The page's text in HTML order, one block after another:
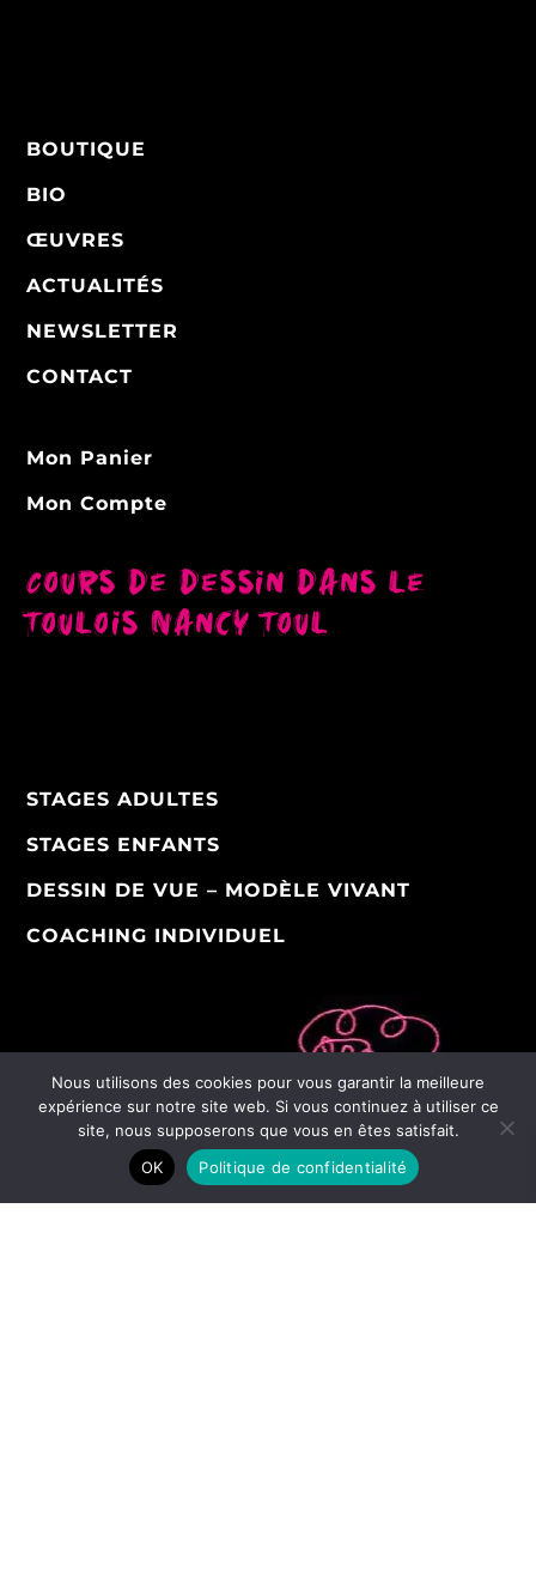
BOUTIQUE
BIO
ŒUVRES
ACTUALITÉS
NEWSLETTER
CONTACT
Mon Panier
Mon Compte
Cours de dessin dans le
Toulois Nancy Toul
STAGES ADULTES
STAGES ENFANTS
DESSIN DE VUE – MODÈLE VIVANT
COACHING INDIVIDUEL
Nous utilisons des cookies pour vous garantir la meilleure
expérience sur notre site web. Si vous continuez à utiliser ce
site, nous supposerons que vous en êtes satisfait.
OK
Politique de confidentialité